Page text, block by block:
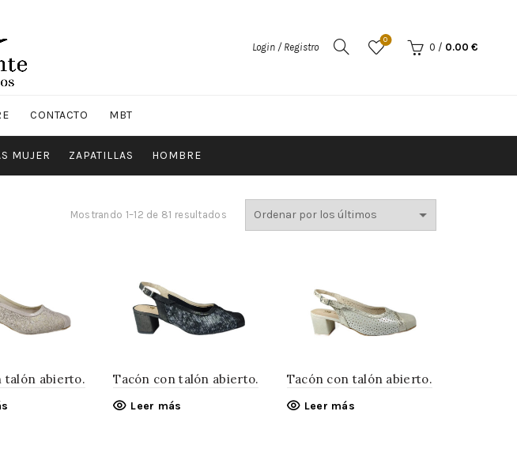
Login / Registro
0
0 / 0.00 €
CONTACTO MBT
MUJER ZAPATILLAS HOMBRE
Mostrando 1–12 de 81 resultados
talón abierto. Tacón con talón abierto.
Leer más
Tacón con talón abierto.
Leer más